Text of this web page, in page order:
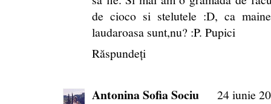
de cioco si stelutele :D, ca
laudaroasa sunt,nu? :P. Pupici
Răspundeți
Antonina Sofia Sociu
24 iunie